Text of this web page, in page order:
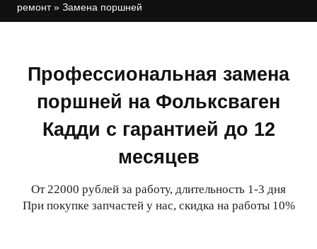
ремонт» Замена поршней
Профессиональная замена
поршней на Фольксваген
Кадди с гарантией до 12
месяцев
От 22000 рублей за работу, длительность 1-3 дня
При покупке запчастей у нас, скидка на работы 10%